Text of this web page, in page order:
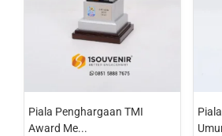
Piala Penghargaan TMI
Award Me...